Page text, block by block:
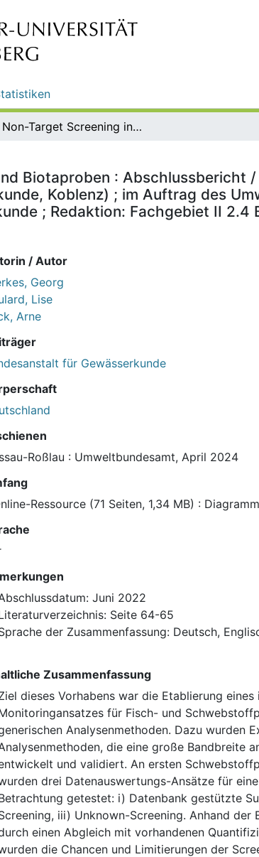
Non-Target Screening in Schwebstoff- und Biotaproben : Abschlussbericht / von Georg Dierkes, Lise Boulard, Arne Wick (Bundesanstalt für Gewässerkunde, Koblenz) ; im Auftrag des Umweltbundesamtes ; Durchführung der Studie: Bundesanstalt für Gewässerkunde ; Redaktion: Fachgebiet II 2.4 Binnengewässer - Jan Koschorreck
Biotaproben : Abschlussbericht
Koblenz) ; im Auftrag des
; Redaktion: Fachgebiet II 2.4
/ Autor
Georg
Lise
Arne
für Gewässerkunde
Roßlau : Umweltbundesamt, April 2024
Ressource (71 Seiten, 1,34 MB) :
Juni 2022
Seite 64-65
der Zusammenfassung: Deutsch,
Zusammenfassung
dieses Vorhabens war die Etablierung
für Fisch- und
Analysenmethoden. Dazu wurden
die eine große Bandbreite
und validiert. An ersten
drei Datenauswertungs-Ansätze für
getestet: i) Datenbank gestützte
iii) Unknown-Screening. Anhand der
einen Abgleich mit vorhandenen
die Chancen und Limitierungen der